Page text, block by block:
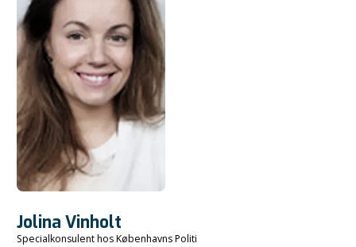
Jolina Vinholt
Specialkonsulent hos Københavns Politi